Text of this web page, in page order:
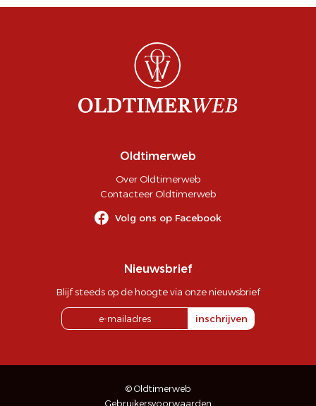
Oldtimerweb
Over Oldtimerweb
Contacteer Oldtimerweb
Volg ons op Facebook
Nieuwsbrief
Blijf steeds op de hoogte via onze nieuwsbrief
inschrijven
© Oldtimerweb
Gebruikersvoorwaarden